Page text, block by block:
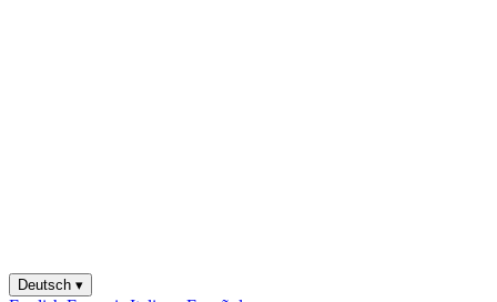
Deutsch ▾